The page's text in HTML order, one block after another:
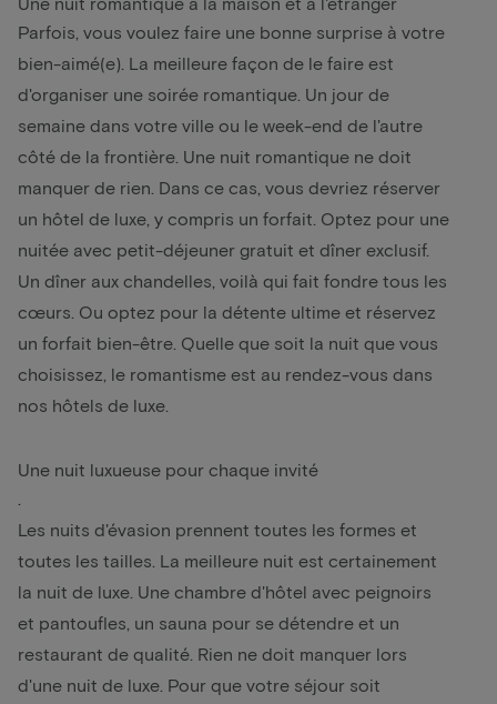
Parfois, vous voulez faire une bonne surprise à votre
bien-aimé(e). La meilleure façon de le faire est
d'organiser une soirée romantique. Un jour de
semaine dans votre ville ou le week-end de l'autre
côté de la frontière. Une nuit romantique ne doit
manquer de rien. Dans ce cas, vous devriez réserver
un hôtel de luxe, y compris un forfait. Optez pour une
nuitée avec petit-déjeuner gratuit et dîner exclusif.
Un dîner aux chandelles, voilà qui fait fondre tous les
cœurs. Ou optez pour la détente ultime et réservez
un forfait bien-être . Quelle que soit la nuit que vous
choisissez, le romantisme est au rendez-vous dans
nos hôtels de luxe.
Une nuit luxueuse pour chaque invité
Les nuits d'évasion prennent toutes les formes et
toutes les tailles. La meilleure nuit est certainement
la nuit de luxe. Une chambre d'hôtel avec peignoirs
et pantoufles, un sauna pour se détendre et un
restaurant de qualité. Rien ne doit manquer lors
d'une nuit de luxe. Pour que votre séjour soit